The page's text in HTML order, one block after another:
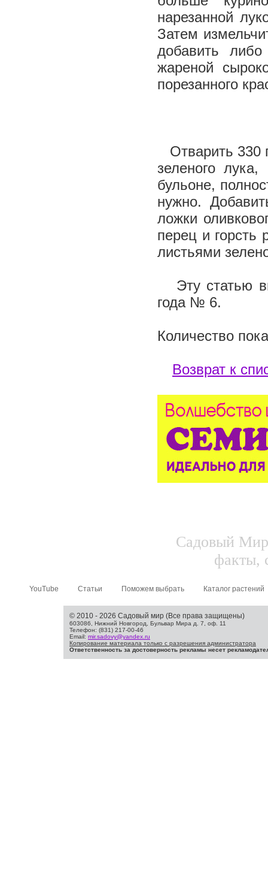
нарезанной
Затем
добавить
жареной
порезанного
Отварить 330
зеленого
бульоне,
нужно.
ложки
перец и горсть
листьями
Эту статью
года № 6.
Количество
Возврат к
Садовый
факты,
YouTube Статьи Поможем выбрать Каталог растений
© 2010 - 2026 Садовый мир (Все права защищены)
603086, Нижний Новгород, Бульвар Мира д. 7, оф. 11
Телефон: (831) 217-00-46
Email: mir.sadovy@yandex.ru
Копирование материала только с разрешения администратора
Ответственность за достоверность рекламы несет